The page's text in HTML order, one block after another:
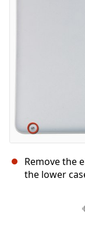
Remove the
the lower